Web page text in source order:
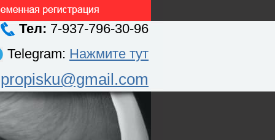
Тел: 7-937-796-30-96
Telegram: Нажмите тут